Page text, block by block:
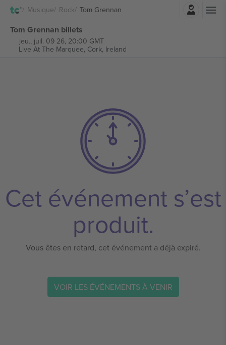
Musique Rock Tom Grennan
Tom Grennan billets
jeu., juil. 09 26, 20:00 GMT
Live At The Marquee, Cork, Ireland
Cet événement s’est
produit.
Vous êtes en retard, cet événement a déjà expiré.
VOIR LES ÉVÉNEMENTS À VENIR